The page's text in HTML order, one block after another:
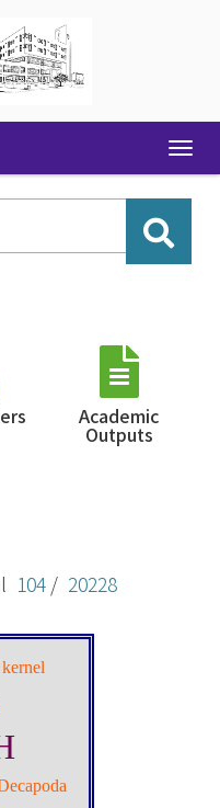
Academic
Outputs
104 / 20228